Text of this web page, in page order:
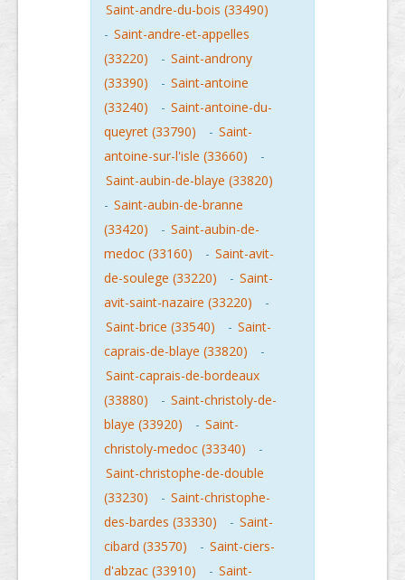
Saint-andre-du-bois (33490)
- Saint-andre-et-appelles
(33220)
- Saint-androny
(33390)
- Saint-antoine
(33240)
- Saint-antoine-du-
queyret (33790)
- Saint-
antoine-sur-l'isle (33660)
-
Saint-aubin-de-blaye (33820)
- Saint-aubin-de-branne
(33420)
- Saint-aubin-de-
medoc (33160)
- Saint-avit-
de-soulege (33220)
- Saint-
avit-saint-nazaire (33220)
-
Saint-brice (33540)
- Saint-
caprais-de-blaye (33820)
-
Saint-caprais-de-bordeaux
(33880)
- Saint-christoly-de-
blaye (33920)
- Saint-
christoly-medoc (33340)
-
Saint-christophe-de-double
(33230)
- Saint-christophe-
des-bardes (33330)
- Saint-
cibard (33570)
- Saint-ciers-
d'abzac (33910)
- Saint-